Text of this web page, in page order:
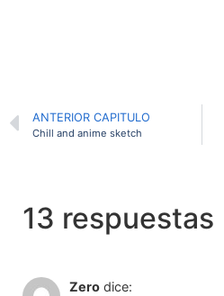
ANTERIOR CAPITULO
Chill and anime sketch
13 respuestas
Zero dice: